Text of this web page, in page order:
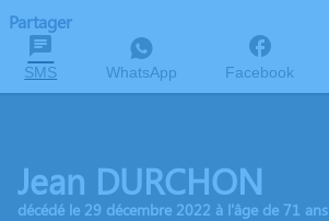
Partager
SMS WhatsApp Facebook
Jean DURCHON
décédé le 29 décembre 2022 à l'âge de 71 ans